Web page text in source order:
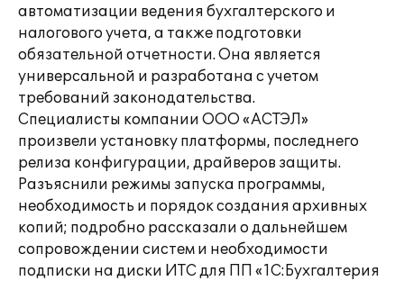
автоматизации ведения бухгалтерского и
налогового учета, а также подготовки
обязательной отчетности. Она является
универсальной и разработана с учетом
требований законодательства.
Специалисты компании ООО «АСТЭЛ»
произвели установку платформы, последнего
релиза конфигурации, драйверов защиты.
Разъяснили режимы запуска программы,
необходимость и порядок создания архивных
копий; подробно рассказали о дальнейшем
сопровождении систем и необходимости
подписки на диски ИТС для ПП «1С:Бухгалтерия